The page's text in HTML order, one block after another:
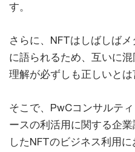
す。
さらに、NFTはしばしば
に語られるため、互いに
理解が必ずしも正しいとは
そこで、PwCコンサルテ
ースの利活用に関する企
したNFTのビジネス利用